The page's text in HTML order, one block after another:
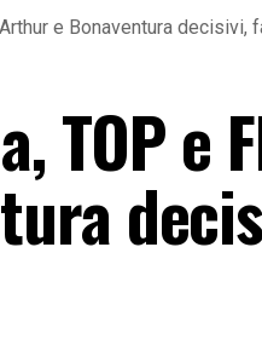
e Bonaventura decisivi,
TOP e